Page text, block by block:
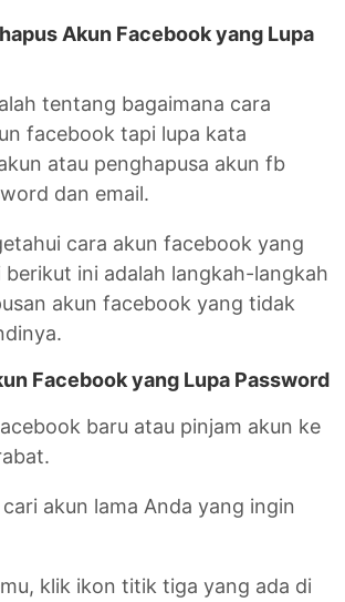
Akun Facebook yang Lupa
tentang bagaimana cara
facebook tapi lupa kata
atau penghapusa akun fb
dan email.
cara akun facebook yang
berikut ini adalah langkah-langkah
akun facebook yang tidak
Facebook yang Lupa Password
baru atau pinjam akun ke
akun lama Anda yang ingin
klik ikon titik tiga yang ada di